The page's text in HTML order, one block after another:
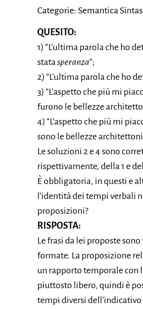
Categorie: Semantica
QUESITO:
1) “L’ultima parola che ho
statasperanza“;
2) “L’ultima parola che ho
3) “L’aspetto che più mi
furono le bellezze
4) “L’aspetto che più mi
sono le bellezze
Le soluzioni 2 e 4 sono
rispettivamente, della 1 e
È obbligatoria, in questi e
l’identità dei tempi verbali
proposizioni?
RISPOSTA:
​Le frasi da lei proposte
formate. La proposizione
un rapporto temporale con
piuttosto libero, quindi è
tempi diversi